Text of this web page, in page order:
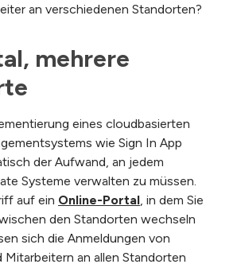
an verschiedenen Standorten?
mehrere
eines cloudbasierten
wie Sign In App
der Aufwand, an jedem
Systeme verwalten zu müssen.
auf ein Online-Portal, in dem Sie
den Standorten wechseln
sich die Anmeldungen von
Mitarbeitern an allen Standorten